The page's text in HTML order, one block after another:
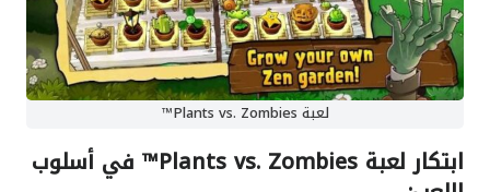
لعبة Plants vs. Zombies™
ابتكار لعبة Plants vs. Zombies™ في أسلوب